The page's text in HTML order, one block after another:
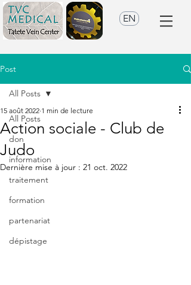
EN
Post
All Posts
don
information
traitement
formation
partenariat
dépistage
All Posts
Action sociale - Club de
Judo
15 août 2022 1 min de lecture
Dernière mise à jour : 21 oct. 2022